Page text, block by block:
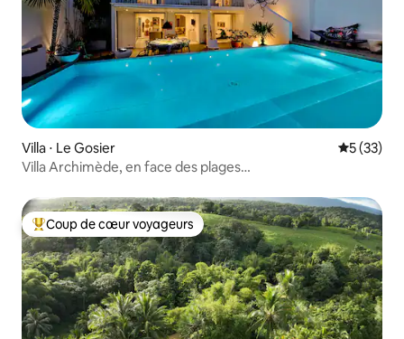
Villa ⋅ Le Gosier
5 (33)
Villa Archimède, en face des plages…
Coups de cœur voyageurs les plus appréciés
Coup de cœur voyageurs